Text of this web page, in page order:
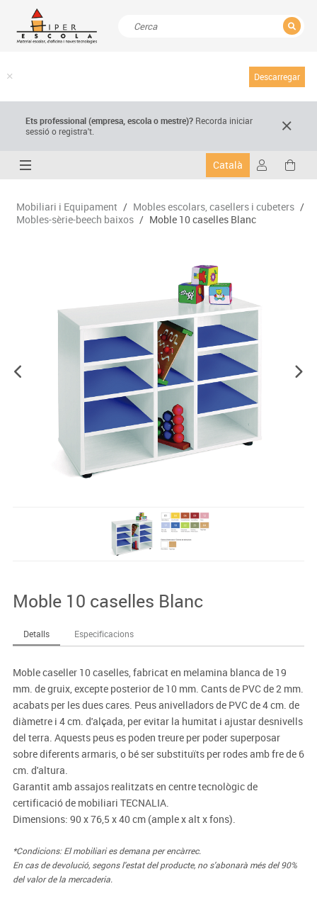
Descarregar
Ets professional (empresa,escola o mestre)? Recorda iniciar
sessió o registra't.
Català
Mobiliari i Equipament / Mobles escolars, casellers i cubeters /
Mobles-sèrie-beech baixos / Moble 10 caselles Blanc
Moble 10 caselles Blanc
Detalls Especificacions
Moble caseller 10 caselles, fabricat en melamina blanca de 19
mm. de gruix, excepte posterior de 10 mm. Cants de PVC de 2 mm.
acabats per les dues cares. Peus anivelladors de PVC de 4 cm. de
diàmetre i 4 cm. d'alçada, per evitar la humitat i ajustar desnivells
del terra. Aquests peus es poden treure per poder superposar
sobre diferents armaris, o bé ser substituïts per rodes amb fre de 6
cm. d'altura.
Garantit amb assajos realitzats en centre tecnològic de
certificació de mobiliari TECNALIA.
Dimensions: 90 x 76,5 x 40 cm (ample x alt x fons).
*Condicions: El mobiliari es demana per encàrrec.
En cas de devolució, segons l'estat del producte, no s'abonarà més del 90%
del valor de la mercaderia.